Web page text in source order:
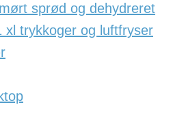
sprød og dehydreret
xl trykkoger og luftfryser